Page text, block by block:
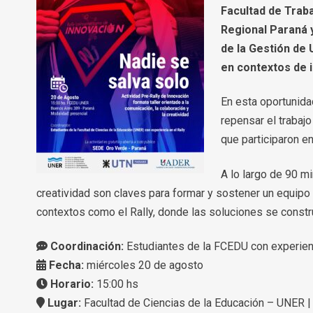
Facultad de
Regional Paraná
de la Gestión de
en contextos de
En esta
repensar el
que participaron
A lo largo de 90
creatividad son claves para formar y sostener un
contextos como el Rally, donde las soluciones se
Coordinación: Estudiantes de la FCEDU con
Fecha: miércoles 20 de agosto
Horario: 15:00 hs
Lugar: Facultad de Ciencias de la Educación – UNER